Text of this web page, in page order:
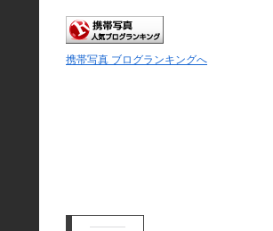
携帯写真 ブログランキングへ